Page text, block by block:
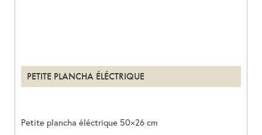
PETITE PLANCHA ÉLÉCTRIQUE
Petite plancha éléctrique 50×26 cm